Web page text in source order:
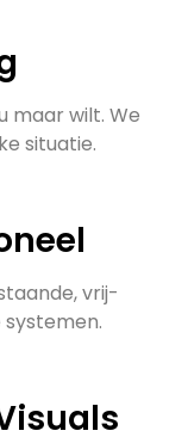
maar wilt. We
situatie.
vrij-